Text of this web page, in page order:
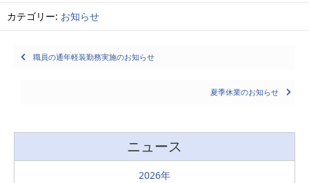
カテゴリー: お知らせ
Posts
職員の通年軽装勤務実施のお知らせ
夏季休業のお知らせ
ニュース
2026